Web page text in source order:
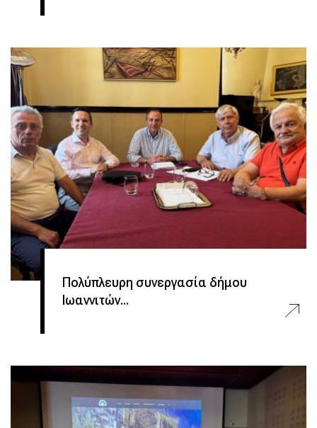
Πολύπλευρη συνεργασία δήμου
Ιωαννιτών...